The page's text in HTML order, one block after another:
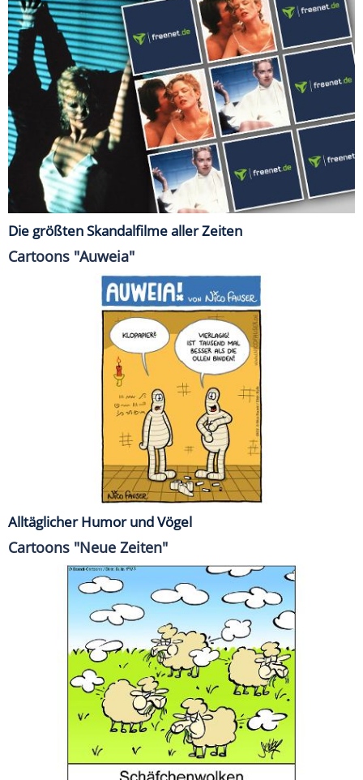
Die größten Skandalfilme aller Zeiten
Cartoons "Auweia"
Alltäglicher Humor und Vögel
Cartoons "Neue Zeiten"